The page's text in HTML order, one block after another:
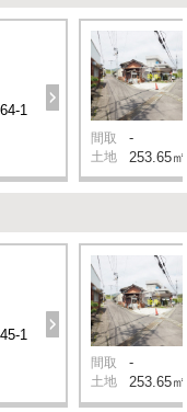
1
間取 -
土地 253.65㎡
1
間取 -
土地 253.65㎡